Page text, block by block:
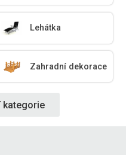
Lehátka
Zahradní dekorace
kategorie